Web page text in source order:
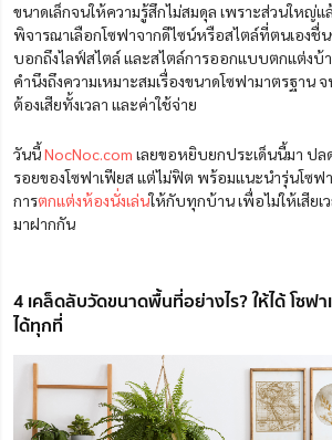
ขนาดเล็กจนให้ความรู้สึกไม่สมดุล เพราะส่วนใหญ่
พิจารณาเลือกโซฟาจากดีไซน์หรือสไตล์ที่ตนเอง
บอกถึงไลฟ์สไตล์ และสไตล์การออกแบบตกแต่งบ้
คำนึงถึงความเหมาะสมเรื่องขนาดโซฟามาตรฐาน
ต้องเสียทั้งเวลา และค่าใช้จ่าย
วันนี้NocNoc.com เลยขอหยิบยกประเด็นนี้มา ปล
รอยของโซฟาเฟียส แต่ไม่ฟิต พร้อมแนะนำรุ่นโซฟา
การตกแต่งห้องนั่งเล่นให้กับทุกบ้าน เพื่อไม่ให้เสียเ
มาฝากกัน
4 เคล็ดลับวัดขนาดพื้นที่อย่างไร? ให้ได้ โซ
ได้ทุกที่